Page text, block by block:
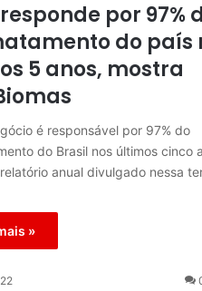
por 97%
do país
5 anos, mostra
é responsável por 97% do
do Brasil nos últimos cinco
anual divulgado nessa
»